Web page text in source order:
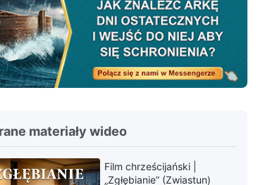
38:22
doświadczenia, odc. 761: Czy
mądrze jest milczeć na temat
błędów innych?
Chrześcijańskie świadectwa z
doświadczenia, odc. 760:
Refleksje na temat maksymy:
39:39
Chrześcijańskie świadectwa z
Wytrwałe wykonywanie
obowiązków w obliczu
materiały wideo
Film chrześcijański |
„Zgłębianie” (Zwiastun)